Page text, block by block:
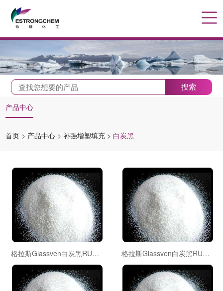
搜索
产品中心
首页 > 产品中心 > 补强增塑填充 > 白炭黑
格拉斯Glassven白炭黑RUBBERSIL高分散白炭黑RS-3000TG 格拉斯Glassven白炭黑RUBBERSIL沉淀法白炭黑RS-50|RS-120|RS-150|RS-200|RS-250